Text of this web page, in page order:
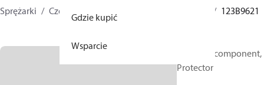
Gdzie kupić
Wsparcie
Sprężarki
Części zamienne i akcesoria do sprężarek 123B9621
Electrical component,
Protector